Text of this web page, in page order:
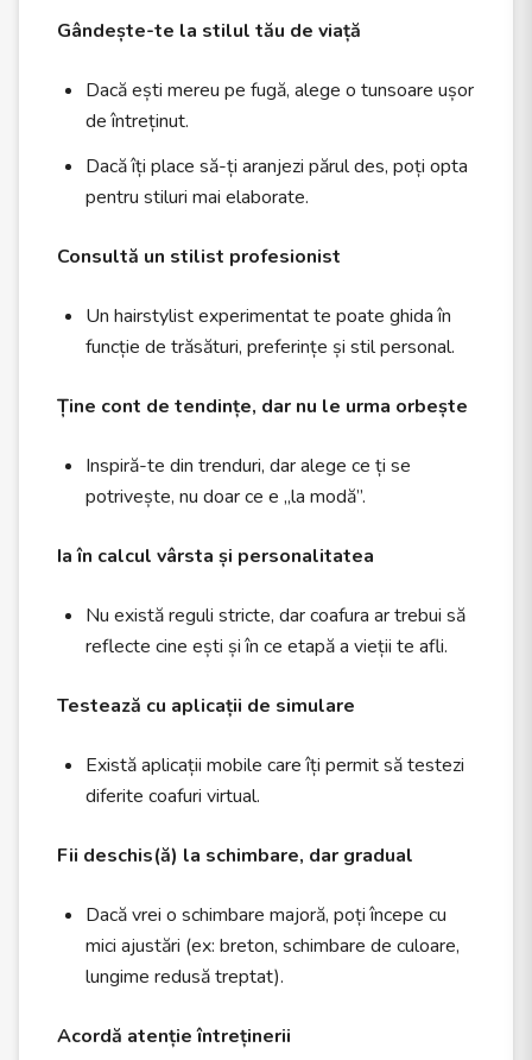
Gândește-te la stilul tău de viață
Dacă ești mereu pe fugă, alege o tunsoare ușor
de întreținut.
Dacă îți place să-ți aranjezi părul des, poți opta
pentru stiluri mai elaborate.
Consultă un stilist profesionist
Un hairstylist experimentat te poate ghida în
funcție de trăsături, preferințe și stil personal.
Ține cont de tendințe, dar nu le urma orbește
Inspiră-te din trenduri, dar alege ce ți se
potrivește, nu doar ce e „la modă”.
Ia în calcul vârsta și personalitatea
Nu există reguli stricte, dar coafura ar trebui să
reflecte cine ești și în ce etapă a vieții te afli.
Testează cu aplicații de simulare
Există aplicații mobile care îți permit să testezi
diferite coafuri virtual.
Fii deschis(ă) la schimbare, dar gradual
Dacă vrei o schimbare majoră, poți începe cu
mici ajustări (ex: breton, schimbare de culoare,
lungime redusă treptat).
Acordă atenție întreținerii